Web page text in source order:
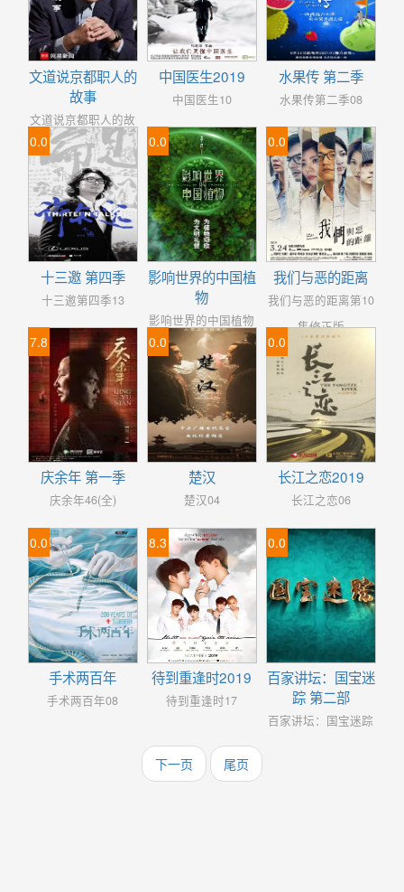
文道说京都职人的
故事
文道说京都职人的故
事05
中国医生2019
中国医生10
水果传 第二季
水果传第二季08
0.0
十三邀 第四季
十三邀第四季13
0.0
影响世界的中国植
物
影响世界的中国植物
10
0.0
我们与恶的距离
我们与恶的距离第10
集修正版
7.8
庆余年 第一季
庆余年46(全)
0.0
楚汉
楚汉04
0.0
长江之恋2019
长江之恋06
0.0
手术两百年
手术两百年08
8.3
待到重逢时2019
待到重逢时17
0.0
百家讲坛：国宝迷
踪 第二部
百家讲坛：国宝迷踪
下一页 尾页